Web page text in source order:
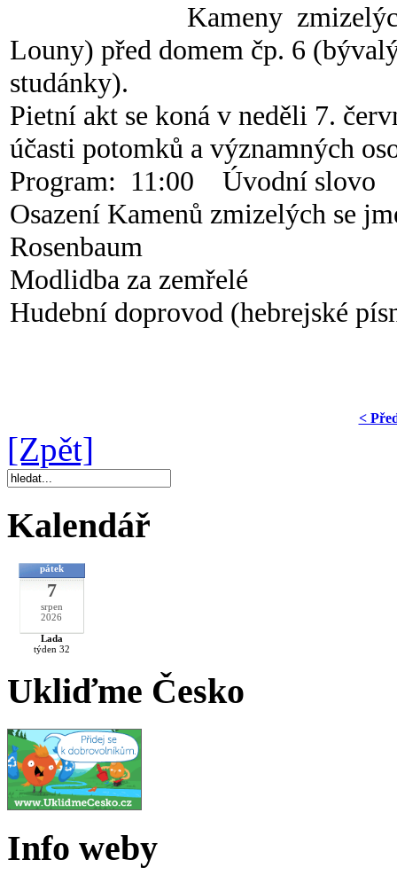
Kameny
Louny) před domem čp. 6
studánky).
Pietní akt se koná v neděli 7.
účasti potomků a významných
Program: 11:00 Úvodní slovo
Osazení Kamenů zmizelých se
Rosenbaum
Modlidba za zemřelé
Hudební doprovod (hebrejské
<
[Zpět]
Kalendář
pátek
7
srpen
2026
Lada
týden 32
Ukliďme Česko
Info weby